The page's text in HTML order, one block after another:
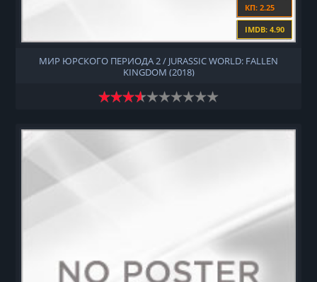
КП: 2.25
IMDB: 4.90
МИР ЮРСКОГО ПЕРИОДА 2 / JURASSIC WORLD: FALLEN
KINGDOM (2018)